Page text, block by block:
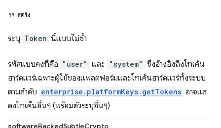
สตริง
ระบุ Token นี้แบบไม่ซ้ำ
รหัสแบบคงที่คือ "user" และ "system" ซึ่งอ้างอิงถึงโทเค็น
ฮาร์ดแวร์เฉพาะผู้ใช้ของแพลตฟอร์มและโทเค็นฮาร์ดแวร์ทั้งระบบ
ตามลำดับ enterprise.platformKeys.getTokens อาจแส
ดงโทเค็นอื่นๆ (พร้อมตัวระบุอื่นๆ)
softwareBackedSubtleCrypto